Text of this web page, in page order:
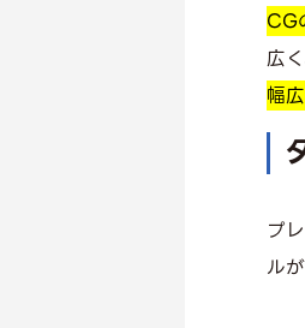
CG
広
幅
プ
ル